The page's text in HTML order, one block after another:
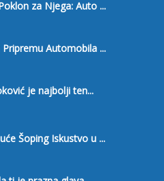
za Njega: Auto ...
Pripremu Automobila ...
je najbolji ten...
Šoping Iskustvo u ...